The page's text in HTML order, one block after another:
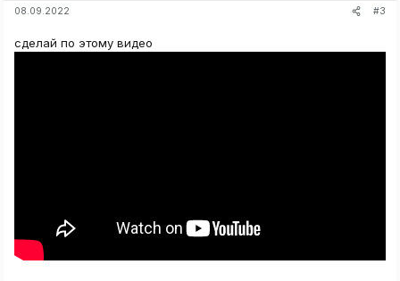
08.09.2022 #3
сделай по этому видео